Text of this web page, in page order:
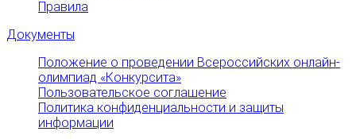
Правила
Документы
Положение о проведении Всероссийских онлайн-
олимпиад «Конкурсита»
Пользовательское соглашение
Политика конфиденциальности и защиты
информации